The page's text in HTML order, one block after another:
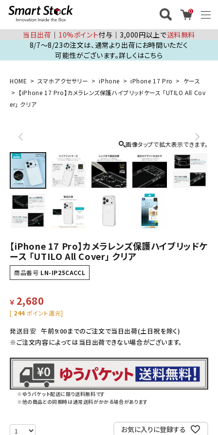
0
当日出荷 │ 10%ポイント付与│3,000円以上で送料無料
8/7～8/23の注文は、通常より出荷にお時間いただく
可能性がございます。詳しくはこちら
HOME スマホアクセサリー iPhone iPhone 17 Pro
ケース
【iPhone 17 Pro】カメラレンズ保護ハイブリッドケース 「UTILO All Cov
er」 クリア
画像タップで拡大表示できます。
【iPhone 17 Pro】カメラレンズ保護ハイブリッドケ
ース 「UTILO All Cover」 クリア
商品番号 LN-IP25CACCL
￥ 2,680
[ 244 ポイント還元]
発送目安 午前9:00までのご注文で当日出荷(土日祝を除く)
※ご注文内容によっては当日出荷できない場合がございます。
※ゆうパケット配送に限り送料無料です
※他の商品との同梱時は通常送料がかかる場合があります
お気に入りに登録する